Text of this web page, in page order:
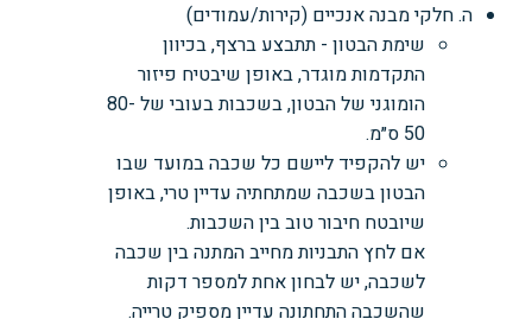
ה. חלקי מבנה אנכיים (קירות/עמודים)
שימת הבטון - תתבצע ברצף, בכיוון
התקדמות מוגדר, באופן שיבטיח פיזור
הומוגני של הבטון, בשכבות בעובי של 80-
50 ס״מ.
יש להקפיד ליישם כל שכבה במועד שבו
הבטון בשכבה שמתחתיה עדיין טרי, באופן
שיובטח חיבור טוב בין השכבות.
אם לחץ התבניות מחייב המתנה בין שכבה
לשכבה, יש לבחון אחת למספר דקות
שהשכבה התחתונה עדיין מספיק טרייה.